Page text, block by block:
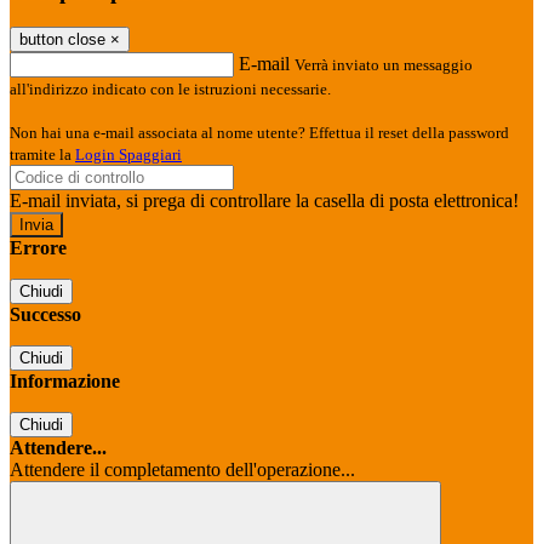
button close ×
E-mail Verrà inviato un messaggio
all'indirizzo indicato con le istruzioni necessarie.
Non hai una e-mail associata al nome utente? Effettua il reset della password
tramite la Login Spaggiari
E-mail inviata, si prega di controllare la casella di posta elettronica!
Errore
Chiudi
Successo
Chiudi
Informazione
Chiudi
Attendere...
Attendere il completamento dell'operazione...